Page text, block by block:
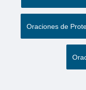
Oraciones de